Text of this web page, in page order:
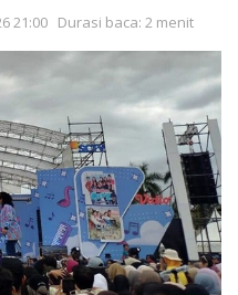
21:00 Durasi baca: 2 menit